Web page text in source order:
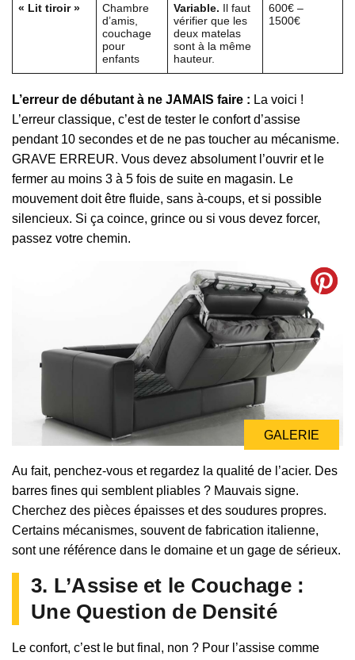
« Lit tiroir »
Chambre
d’amis,
couchage
pour
enfants
Variable. Il faut
vérifier que les
deux matelas
sont à la même
hauteur.
600€ –
1500€
L’erreur de débutant à ne JAMAIS faire : La voici !
L’erreur classique, c’est de tester le confort d’assise
pendant 10 secondes et de ne pas toucher au mécanisme.
GRAVE ERREUR. Vous devez absolument l’ouvrir et le
fermer au moins 3 à 5 fois de suite en magasin. Le
mouvement doit être fluide, sans à-coups, et si possible
silencieux. Si ça coince, grince ou si vous devez forcer,
passez votre chemin.
GALERIE
Au fait, penchez-vous et regardez la qualité de l’acier. Des
barres fines qui semblent pliables ? Mauvais signe.
Cherchez des pièces épaisses et des soudures propres.
Certains mécanismes, souvent de fabrication italienne,
sont une référence dans le domaine et un gage de sérieux.
3. L’Assise et le Couchage :
Une Question de Densité
Le confort, c’est le but final, non ? Pour l’assise comme